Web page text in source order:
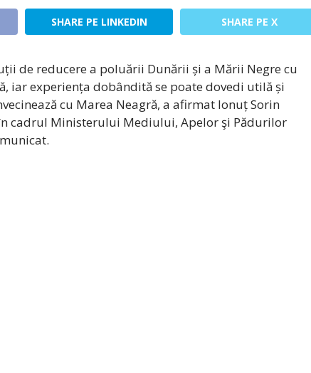
SHARE PE LINKEDIN SHARE PE X
de reducere a poluării Dunării și a Mării Negre cu
iar experiența dobândită se poate dovedi utilă și
cu Marea Neagră, a afirmat Ionuț Sorin
cadrul Ministerului Mediului, Apelor şi Pădurilor